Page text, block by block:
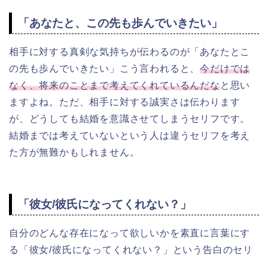
「あなたと、この先も歩んでいきたい」
相手に対する真剣な気持ちが伝わるのが 「あなたとこ
の先も歩んでいきたい」こう言われると、今だけでは
なく、将来のことまで考えてくれているんだなと思い
ますよね。ただ、相手に対する誠実さは伝わります
が、どうしても結婚を意識させてしまうセリフです。
結婚までは考えていないという人は違うセリフを考え
た方が無難かもしれません。
「彼女/彼氏になってくれない？」
自分のどんな存在になって欲しいかを素直に言葉にす
る「彼女/彼氏になってくれない？」という告白のセリ